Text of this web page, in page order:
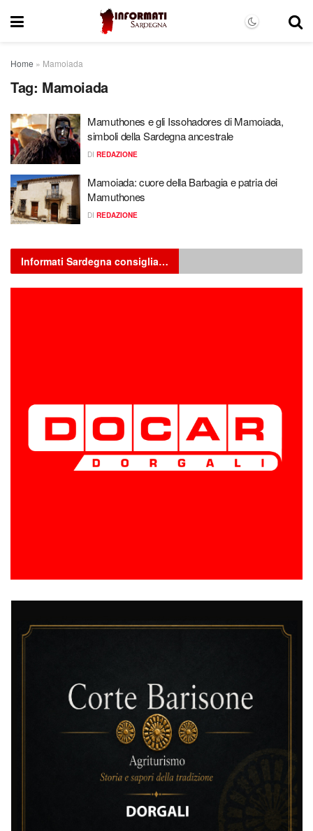
Home » Mamoiada
Tag: Mamoiada
Mamuthones e gli Issohadores di Mamoiada,
simboli della Sardegna ancestrale
DI REDAZIONE
Mamoiada: cuore della Barbagia e patria dei
Mamuthones
DI REDAZIONE
Informati Sardegna consiglia…